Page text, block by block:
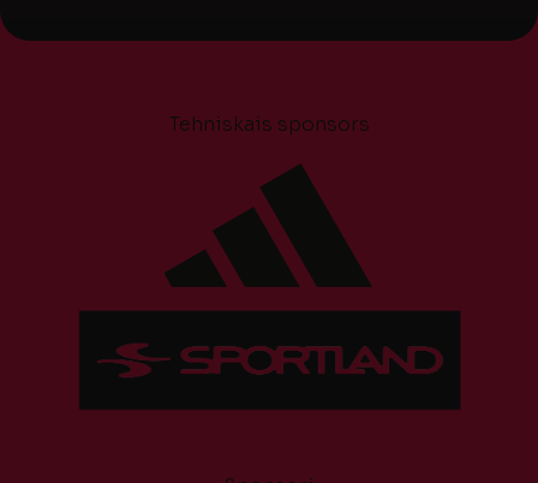
Tehniskais sponsors